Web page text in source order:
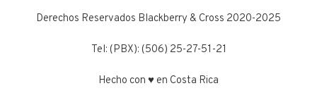
Derechos Reservados Blackberry & Cross 2020-2025
Tel: (PBX): (506) 25-27-51-21
Hecho con ♥ en Costa Rica